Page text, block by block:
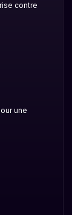
contre
une